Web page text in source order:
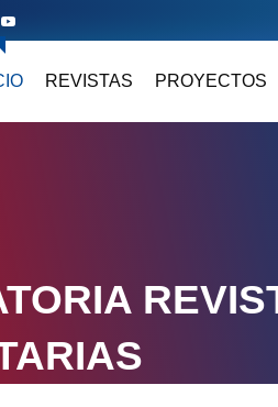
REVISTAS PROYECTOS